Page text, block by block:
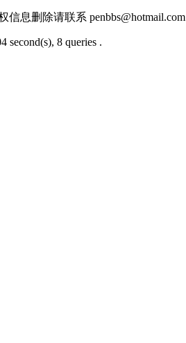
信息删除请联系 penbbs@hotmail.com
second(s), 8 queries .